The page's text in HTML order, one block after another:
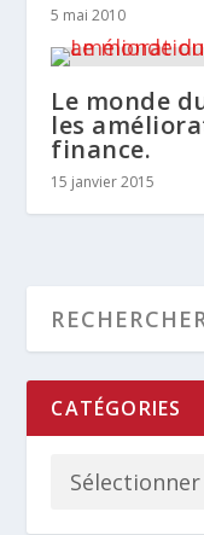
5 mai 2010
Le monde
les
finance.
15 janvier 2015
CATÉGORIES